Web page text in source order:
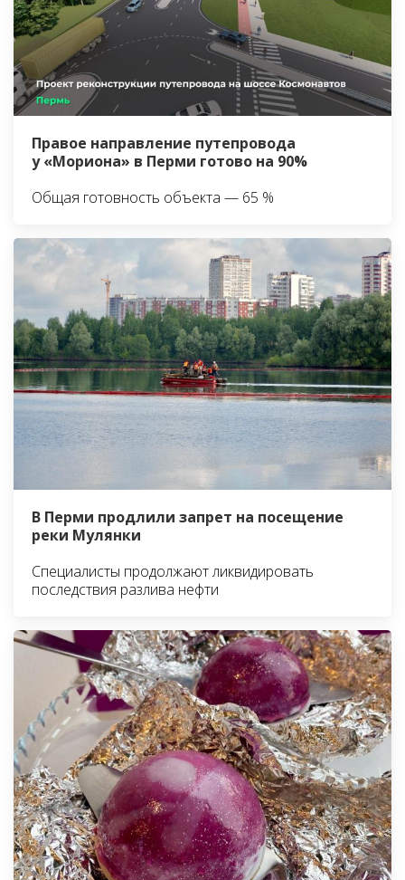
Правое направление путепровода
у «Мориона» в Перми готово на 90%
Общая готовность объекта — 65 %
В Перми продлили запрет на посещение
реки Мулянки
Специалисты продолжают ликвидировать
последствия разлива нефти